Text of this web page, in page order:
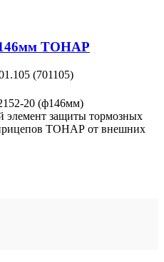
ТОНАР
(701105)
20 (ф146мм)
защиты тормозных
ТОНАР от внешних